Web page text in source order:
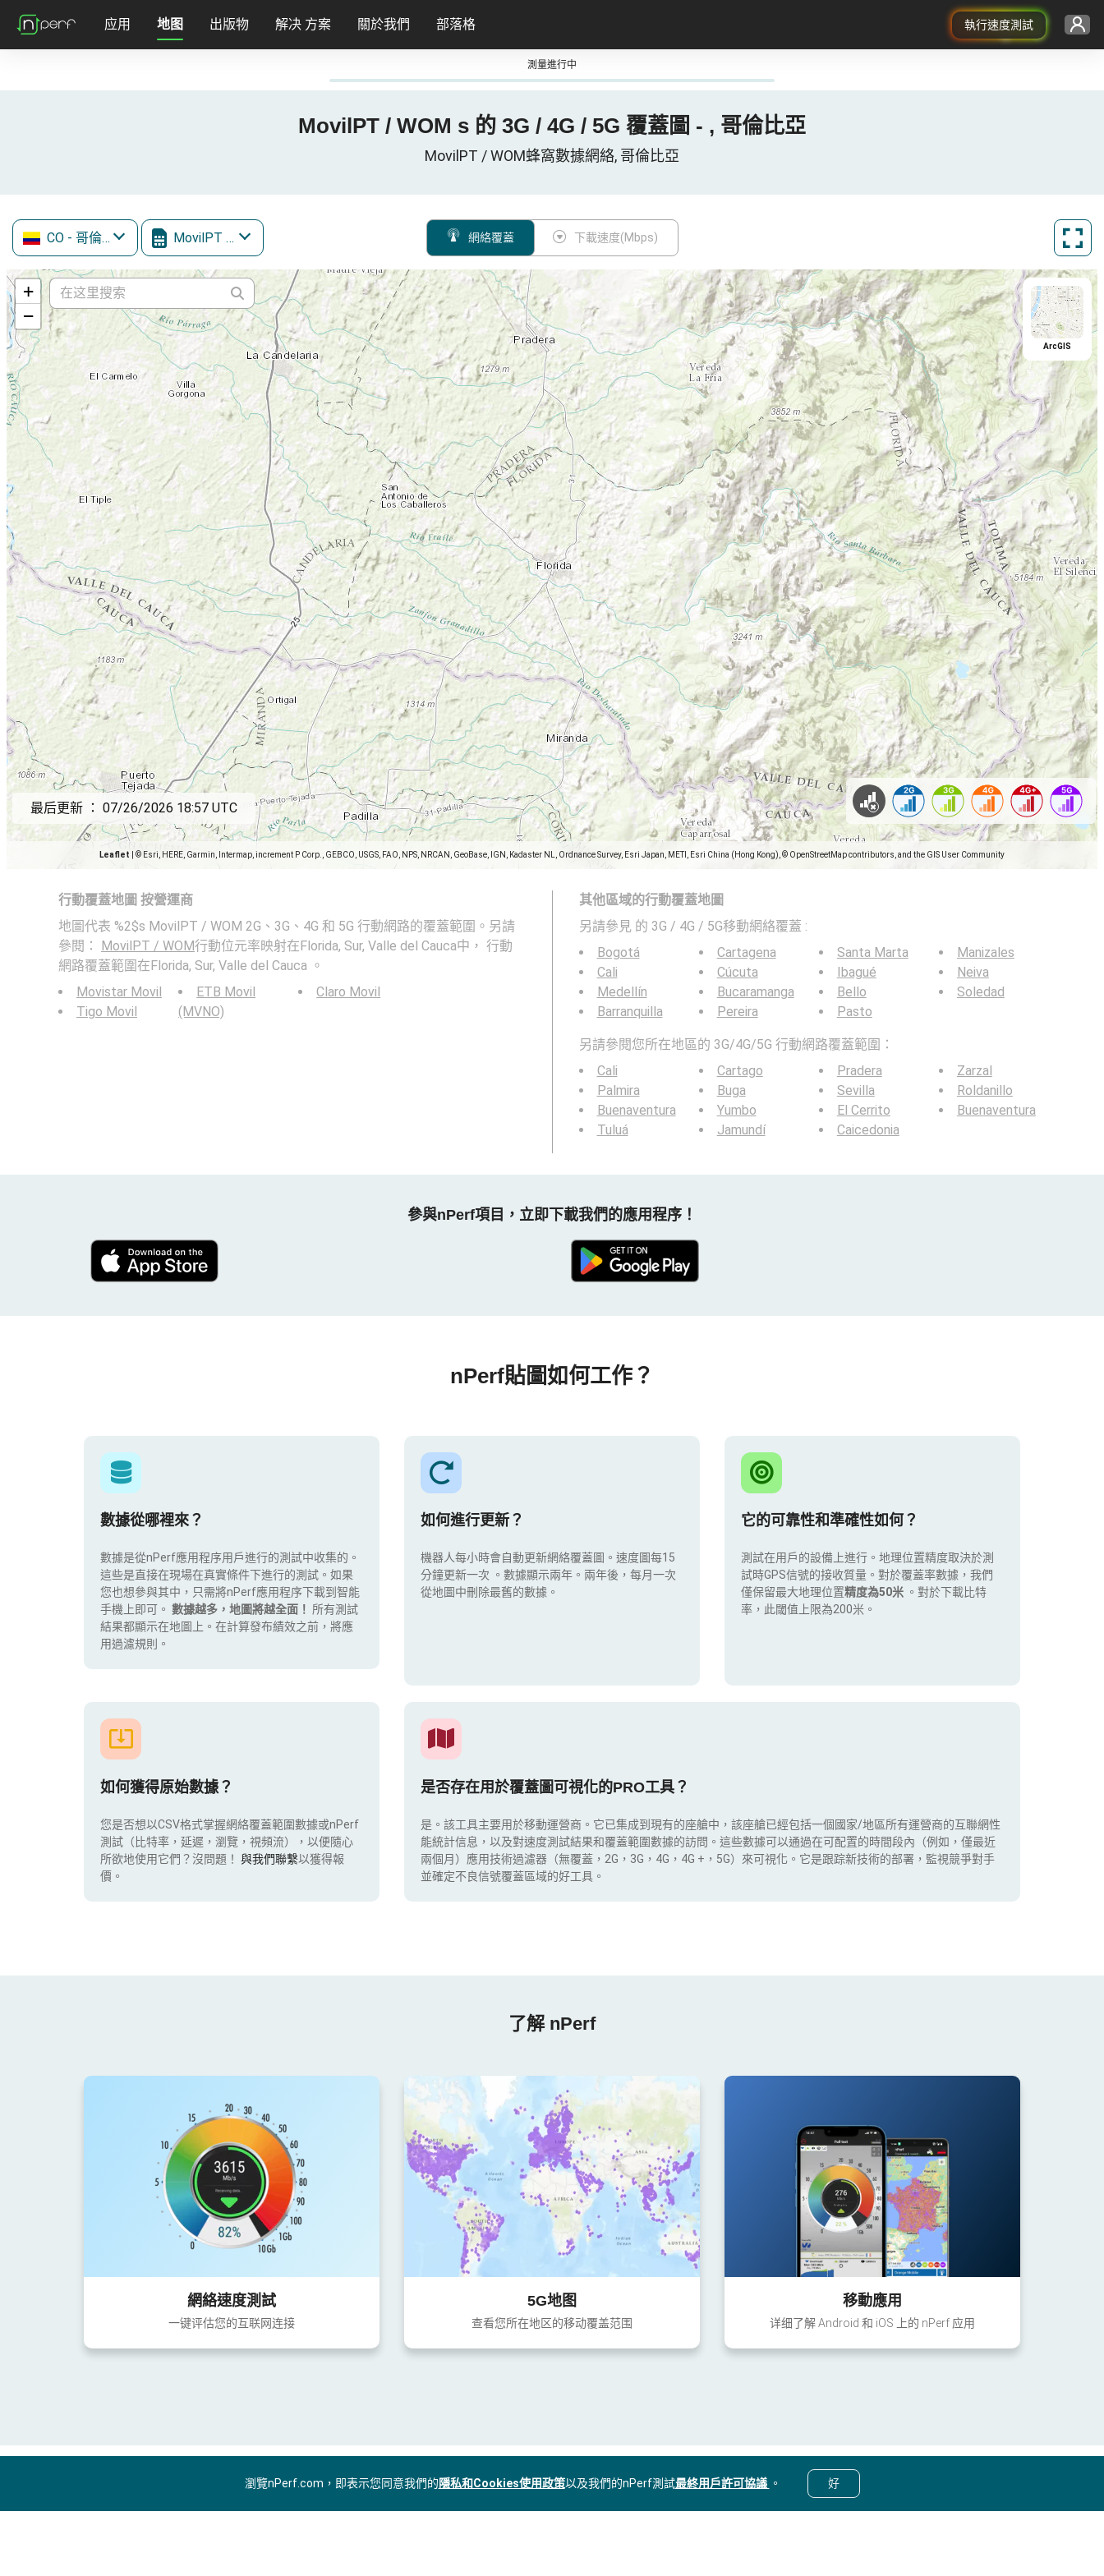
執行速度測試
应用 地图 出版物 解决 方案 關於我們 部落格
測量進行中
MovilPT / WOM s 的 3G / 4G / 5G 覆蓋圖 - , 哥倫比亞
MovilPT / WOM蜂窩數據網絡, 哥倫比亞
CO - 哥倫比亞 MovilPT / WOM 網絡覆蓋 下載速度(Mbps)
+
−
Leaflet © Esri, HERE, Garmin, Intermap, increment P Corp., GEBCO, USGS, FAO, NPS, NRCAN, GeoBase, IGN, Kadaster NL, Ordnance Survey, Esri Japan, METI, Esri China (Hong Kong), © OpenStreetMap contributors, and the GIS User Community
ArcGIS
最后更新 ： 07/26/2026 18:57 UTC
行動覆蓋地圖 按營運商
地圖代表 %2$s MovilPT / WOM 2G、3G、4G 和 5G 行動網路的覆蓋範圍。另請
參閱： MovilPT / WOM行動位元率映射在Florida, Sur, Valle del Cauca中， 行動
網路覆蓋範圍在Florida, Sur, Valle del Cauca 。
Movistar Movil
Tigo Movil
ETB Movil
(MVNO)
Claro Movil
其他區域的行動覆蓋地圖
另請參見 的 3G / 4G / 5G移動網絡覆蓋 :
Bogotá
Cali
Medellín
Barranquilla
Cartagena
Cúcuta
Bucaramanga
Pereira
Santa Marta
Ibagué
Bello
Pasto
Manizales
Neiva
Soledad
另請參閱您所在地區的 3G/4G/5G 行動網路覆蓋範圍：
Cali
Palmira
Buenaventura
Tuluá
Cartago
Buga
Yumbo
Jamundí
Pradera
Sevilla
El Cerrito
Caicedonia
Zarzal
Roldanillo
Buenaventura
參與nPerf項目，立即下載我們的應用程序！
nPerf貼圖如何工作？
數據從哪裡來？
數據是從nPerf應用程序用戶進行的測試中收集的。
這些是直接在現場在真實條件下進行的測試。如果
您也想參與其中，只需將nPerf應用程序下載到智能
手機上即可。 數據越多，地圖將越全面！ 所有測試
結果都顯示在地圖上。在計算發布績效之前，將應
用過濾規則。
如何進行更新？
機器人每小時會自動更新網絡覆蓋圖。速度圖每15
分鐘更新一次 。數據顯示兩年。兩年後，每月一次
從地圖中刪除最舊的數據。
它的可靠性和準確性如何？
測試在用戶的設備上進行。地理位置精度取決於測
試時GPS信號的接收質量。對於覆蓋率數據，我們
僅保留最大地理位置精度為50米 。對於下載比特
率，此閾值上限為200米。
如何獲得原始數據？
您是否想以CSV格式掌握網絡覆蓋範圍數據或nPerf
測試（比特率，延遲，瀏覽，視頻流），以便隨心
所欲地使用它們？沒問題！ 與我們聯繫以獲得報
價。
是否存在用於覆蓋圖可視化的PRO工具？
是。該工具主要用於移動運營商。它已集成到現有的座艙中，該座艙已經包括一個國家/地區所有運營商的互聯網性
能統計信息，以及對速度測試結果和覆蓋範圍數據的訪問。這些數據可以通過在可配置的時間段內（例如，僅最近
兩個月）應用技術過濾器（無覆蓋，2G，3G，4G，4G +，5G）來可視化。它是跟踪新技術的部署，監視競爭對手
並確定不良信號覆蓋區域的好工具。
了解 nPerf
網絡速度測試
一键评估您的互联网连接
5G地图
查看您所在地区的移动覆盖范围
移動應用
详细了解 Android 和 iOS 上的 nPerf 应用
瀏覽nPerf.com，即表示您同意我們的隱私和Cookies使用政策以及我們的nPerf測試最終用戶許可協議 。 好